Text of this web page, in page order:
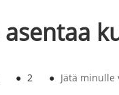
● 2 ● Jätä minulle